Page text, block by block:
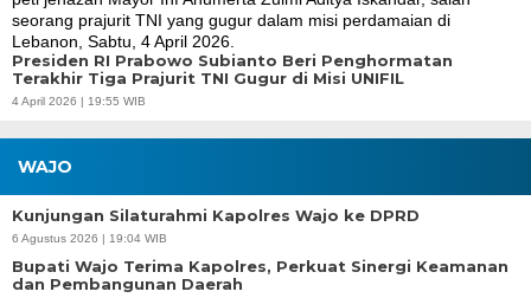
Presiden RI Prabowo Subianto Beri Penghormatan
Terakhir Tiga Prajurit TNI Gugur di Misi UNIFIL
4 April 2026 | 19:55 WIB
WAJO
Kunjungan Silaturahmi Kapolres Wajo ke DPRD
6 Agustus 2026 | 19:04 WIB
Bupati Wajo Terima Kapolres, Perkuat Sinergi Keamanan
dan Pembangunan Daerah